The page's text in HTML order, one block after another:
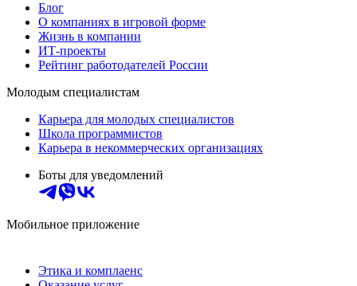
Блог
О компаниях в игровой форме
Жизнь в компании
ИТ-проекты
Рейтинг работодателей России
Молодым специалистам
Карьера для молодых специалистов
Школа программистов
Карьера в некоммерческих организациях
Боты для уведомлений
Мобильное приложение
Этика и комплаенс